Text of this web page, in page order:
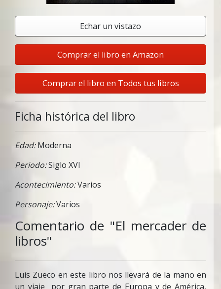
Echar un vistazo
Comprar el libro en Amazon
Comprar el libro en Todos tus libros
Ficha histórica del libro
Edad:Moderna
Periodo:Siglo XVI
Acontecimiento:Varios
Personaje:Varios
Comentario de "El mercader de
libros"
Luis Zueco en este libro nos llevará de la mano en
un viaje por gran parte de Europa y de América,